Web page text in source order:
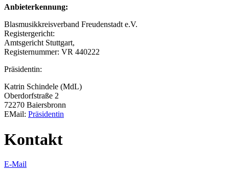
Anbieterkennung:
Blasmusikkreisverband Freudenstadt e.V.
Registergericht:
Amtsgericht Stuttgart,
Registernummer: VR 440222
Präsidentin:
Katrin Schindele (MdL)
Oberdorfstraße 2
72270 Baiersbronn
EMail: Präsidentin
Kontakt
E-Mail